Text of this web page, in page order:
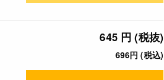
645 円 (税抜)
696円 (税込)